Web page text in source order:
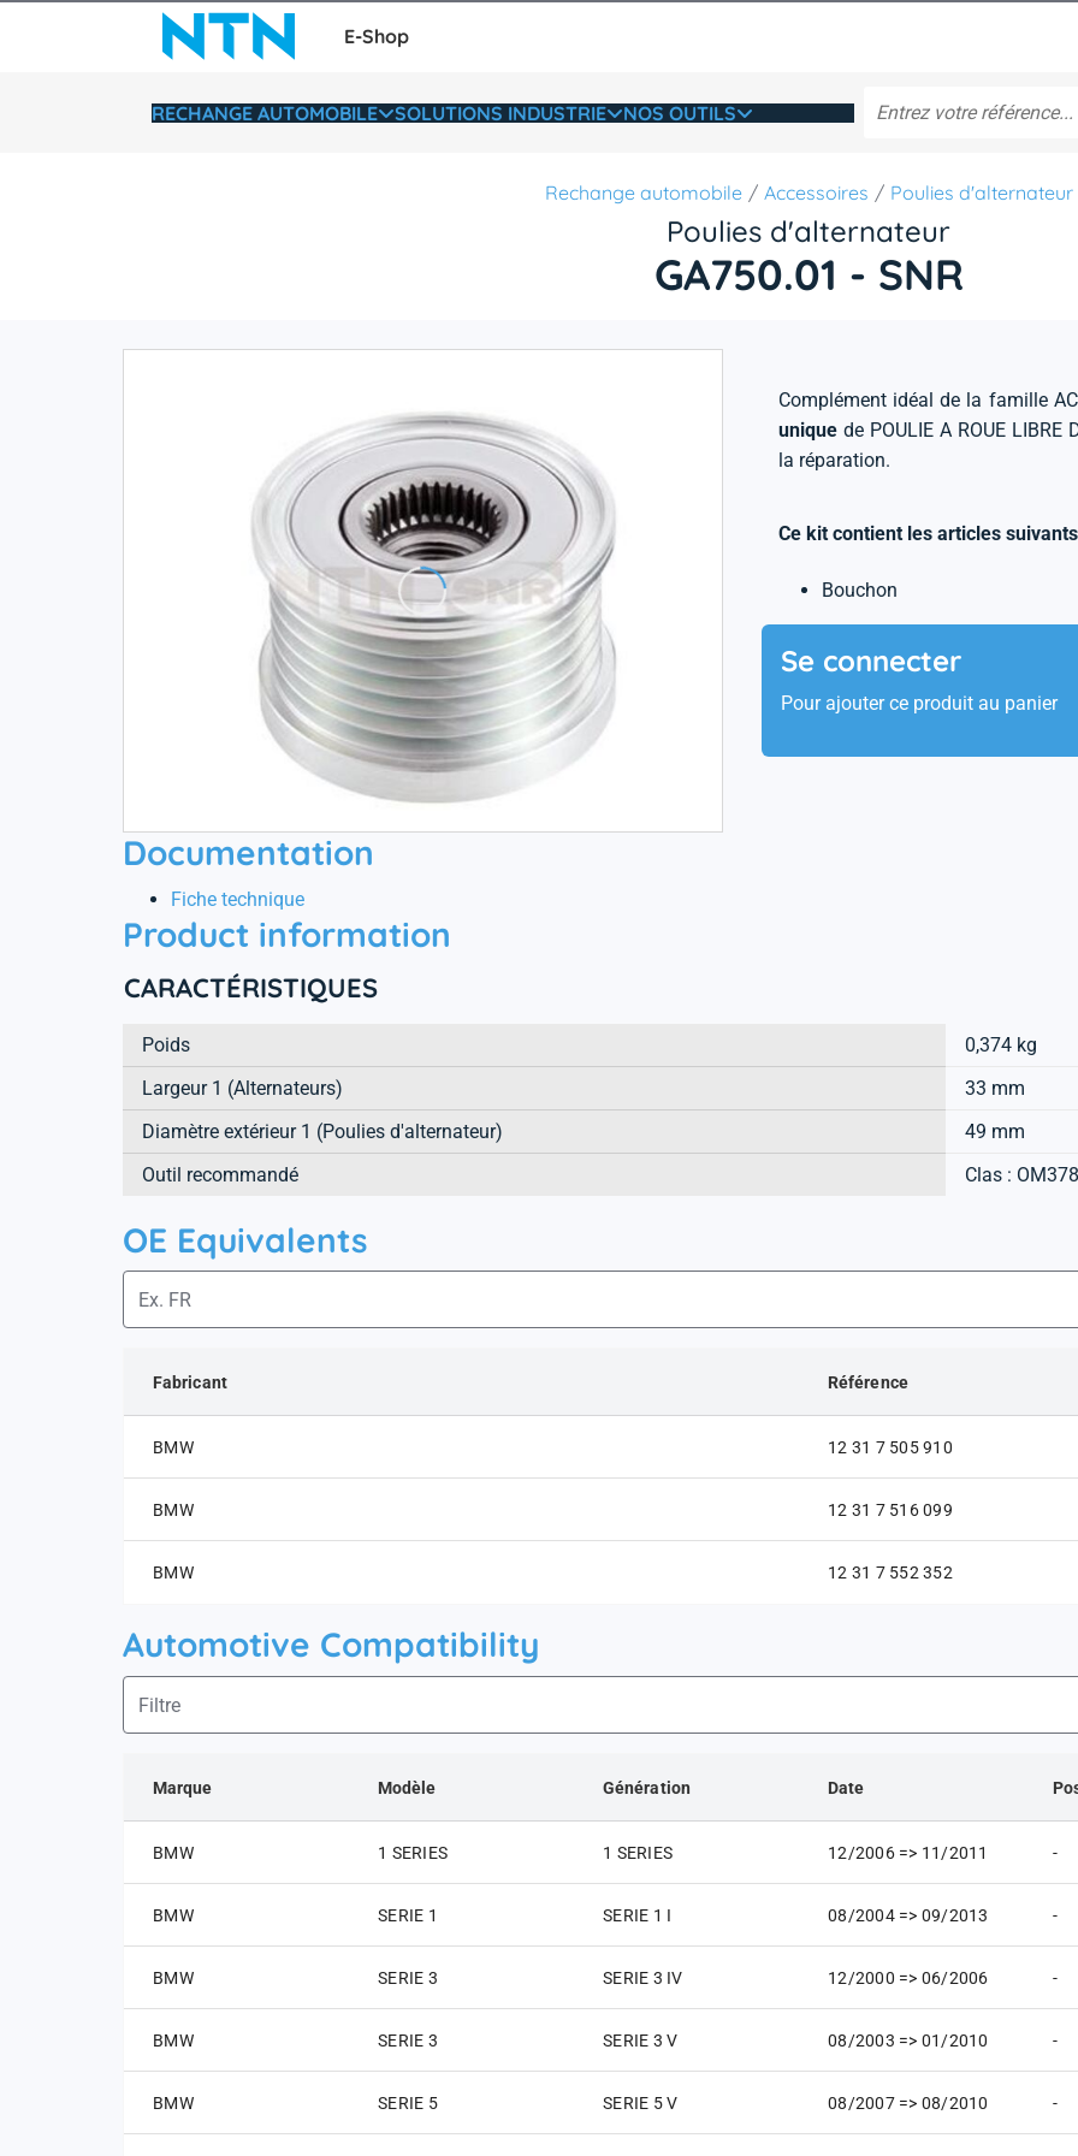
E-Shop
RECHANGE AUTOMOBILE SOLUTIONS INDUSTRIE NOS OUTILS
Rechange automobile Accessoires Poulies d'alternateur
Poulies d'alternateur
GA750.01 - SNR
Complément idéal de la famille
uniquede POULIE A ROUE LIBRE
la réparation.
Ce kit contient les articles suivants
Bouchon
Se connecter
Pour ajouter ce produit au panier
Documentation
Fiche technique
Product information
CARACTÉRISTIQUES
Poids
0,374 kg
Largeur 1 (Alternateurs)
33 mm
Diamètre extérieur 1 (Poulies d'alternateur)
49 mm
Outil recommandé
Clas :
OE Equivalents
Fabricant Référence
BMW 12 31 7 505 910
BMW 12 31 7 516 099
BMW 12 31 7 552 352
Automotive Compatibility
Marque Modèle Génération Date
BMW 1 SERIES 1 SERIES 12/2006 => 11/2011 -
BMW SERIE 1 SERIE 1 I 08/2004 => 09/2013 -
BMW SERIE 3 SERIE 3 IV 12/2000 => 06/2006 -
BMW SERIE 3 SERIE 3 V 08/2003 => 01/2010 -
BMW SERIE 5 SERIE 5 V 08/2007 => 08/2010 -